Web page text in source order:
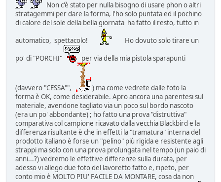
Non c'è stato per nulla bisogno di usare phon o altri
stratagemmi per dare la forma, l'ho solo puntata ed il pochino
di calore del sole della bella giornata ha fatto il resto, tutto in
automatico, spettacolo!
Ho dovuto solo tirare un
po' di "PORCHI"
per via della mia pistola sparapunti
(davvero "CESSA"",
) ma come vedrete dalle foto la
forma è OK, come desiderabile. Apro ancora una parentesi sul
materiale, avendone tagliato via un poco sul bordo nascoto
(era un po' abbondante) ; ho fatto una prova "distruttiva"
comparativa col campione ricavato dalla vecchia Blackbird e la
differenza risultante è che in effetti la "tramatura" interna del
prodotto italiano è forse un "pelino" più rigida e resistente agli
strappi ma solo con una prova prolungata nel tempo (un paio di
anni...?) vedremo le effettive differenze sulla durata, per
adesso vi allego due foto del lavoretto fatto e, ripeto, per
conto mio è MOLTO PIU' FACILE DA MONTARE, cosa da non